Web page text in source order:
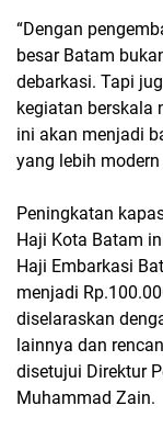
“Dengan
besar Batam
debarkasi. Tapi
kegiatan berskala
ini akan menjadi
yang lebih
Peningkatan
Haji Kota Batam
Haji Embarkasi
menjadi
diselaraskan
lainnya dan
disetujui Direktur
Muhammad Zain.